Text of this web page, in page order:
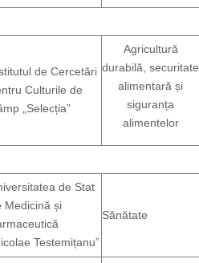
de Cercetări
Culturile de
„Selecția”
Agricultură
durabilă, securitate
alimentară și
siguranța
alimentelor
de Stat
Medicină și
Testemițanu”
Sănătate